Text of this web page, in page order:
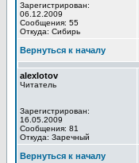
Зарегистрирован:
06.12.2009
Сообщения: 55
Откуда: Сибирь
Вернуться к началу
alexlotov
Читатель
Зарегистрирован:
16.05.2009
Сообщения: 81
Откуда: Заречный
Вернуться к началу